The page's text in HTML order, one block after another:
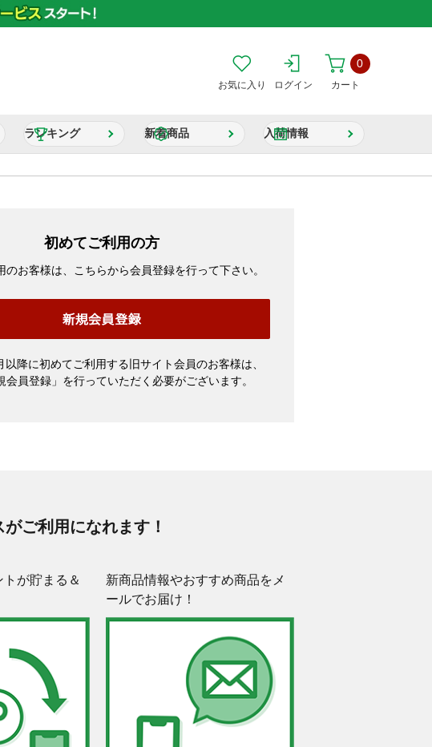
お気に入り ログイン カート
0
ランキング 新着商品 入荷情報
初めてご利用の方
のお客様は、こちらから会員登録を行って下さい。
降に初めてご利用する旧サイト会員のお客様は、
会員登録」を行っていただく必要がございます。
ご利用になれます！
が貯まる＆
新商品情報やおすすめ商品をメ
ールでお届け！